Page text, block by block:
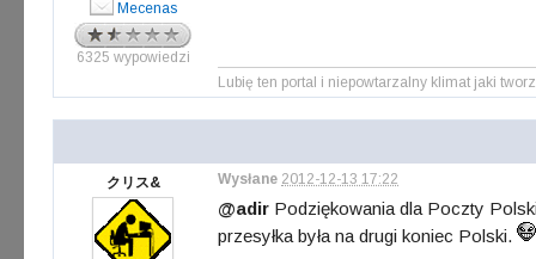
Mecenas
6325 wypowiedzi
Lubię ten portal i niepowtarzalny klimat jaki
クリス& Wysłane 2012-12-13 17:22
@adir Podziękowania dla Poczty
przesyłka była na drugi koniec Polski.